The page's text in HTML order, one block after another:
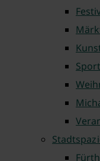
Sport